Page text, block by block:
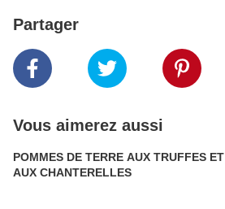
Partager
Vous aimerez aussi
POMMES DE TERRE AUX TRUFFES ET
AUX CHANTERELLES